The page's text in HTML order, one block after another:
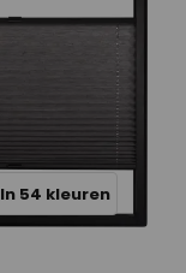
In 54 kleuren